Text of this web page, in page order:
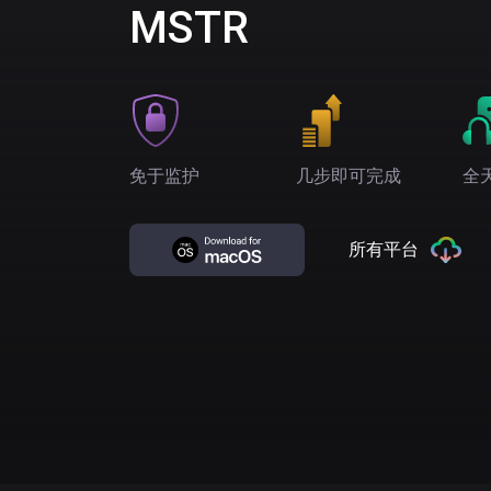
MSTR
免于监护 几步即可完成 全
所有平台